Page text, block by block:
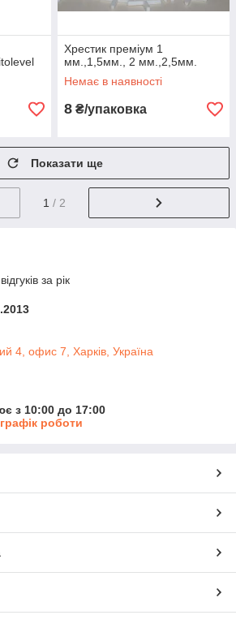
Хрестик преміум 1
мм.,1,5мм., 2 мм.,2,5мм.
Немає в наявності
8 ₴/упаковка
Показати ще
1 / 2
за рік
4, офис 7, Харків, Україна
з 10:00 до 17:00
роботи